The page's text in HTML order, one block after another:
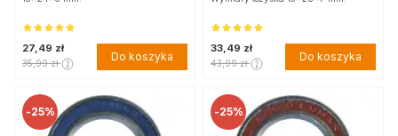
27,49 zł
35,99 zł Do koszyka
33,49 zł
43,99 zł Do koszyka
-25% -25%